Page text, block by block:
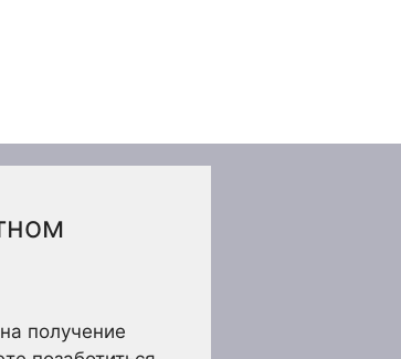
получение